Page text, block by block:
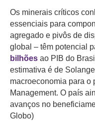
Os minerais críticos
essenciais para
agregado e pivôs de
global – têm potencial
bilhões ao PIB do
estimativa é de
macroeconomia para o
Management. O país
avanços no
Globo)